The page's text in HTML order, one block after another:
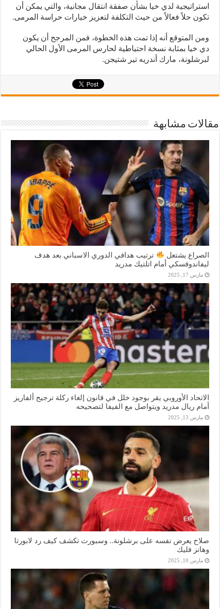
استراتيجية لدي خيا بشأن صفقة انتقال مجانية، والتي يمكن أن
تكون حلاً فعالاً من حيث التكلفة لتعزيز خيارات حراسة المرمى.
ومن المتوقع أنه إذا تمت هذه الخطوة، فمن المرجح أن يكون
دي خيا بمثابة نسخة احتياطية لحارس المرمى الأول الحالي
لبرشلونة، مارك أندريه تير شتيجن.
مقالات مشابهة
الصراع يشتعل
ترتيب هدافي الدوري الاسباني بعد هدف
ليفاندوفسكي أمام اتلتيك مدريد
مارس 17, 2025
الاتحاد الأوروبي يقر بوجود خلل في قانون إلغاء ركلة ترجيح ألفاريز
أمام ريال مدريد ويتواصل مع الفيفا لتصحيحه
مارس 13, 2025
صلاح يعرض نفسه على برشلونة.. وسبورت تكشف كيف رد لابورتا
وهانز فليك
مارس 10, 2025